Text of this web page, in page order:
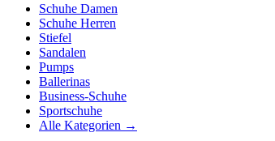
Schuhe Damen
Schuhe Herren
Stiefel
Sandalen
Pumps
Ballerinas
Business-Schuhe
Sportschuhe
Alle Kategorien →